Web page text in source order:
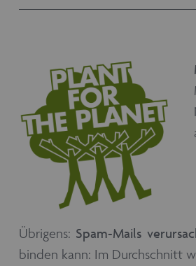
Übrigens: Spam-Mails
binden kann: Im Durchschnitt